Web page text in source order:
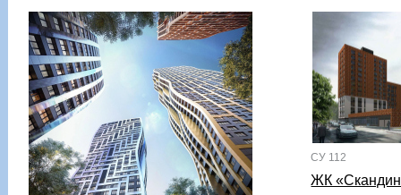
СУ 112
ЖК